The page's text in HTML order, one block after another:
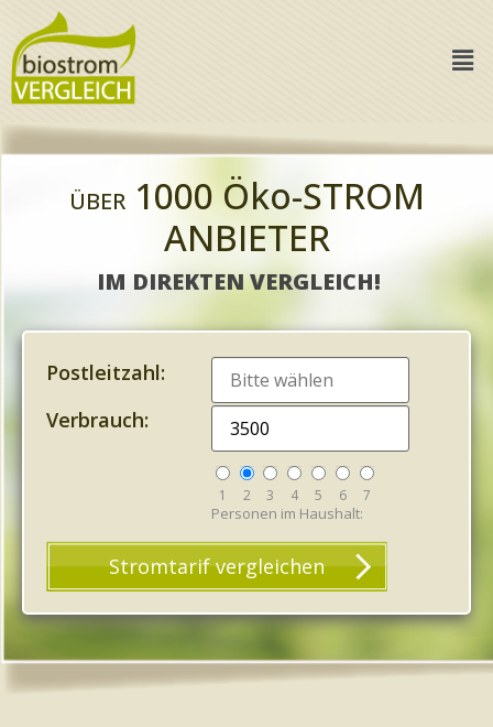
ÜBER1000 Öko-STROM
ANBIETER
IM DIREKTEN VERGLEICH!
Postleitzahl:
Verbrauch:
1 2 3 4 5 6 7
Personen im Haushalt: